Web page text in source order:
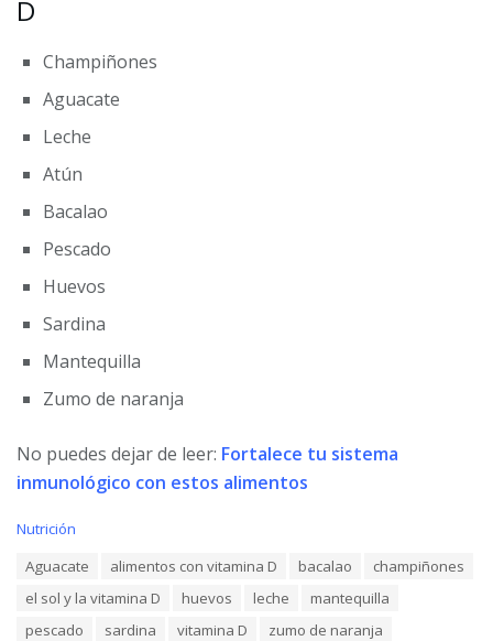
D
Champiñones
Aguacate
Leche
Atún
Bacalao
Pescado
Huevos
Sardina
Mantequilla
Zumo de naranja
No puedes dejar de leer: Fortalece tu sistema
inmunológico con estos alimentos
C
Nutrición
Aguacate alimentos con vitamina D bacalao
champiñones
el sol y la vitamina D
huevos leche
mantequilla
pescado
sardina vitamina D zumo de naranja